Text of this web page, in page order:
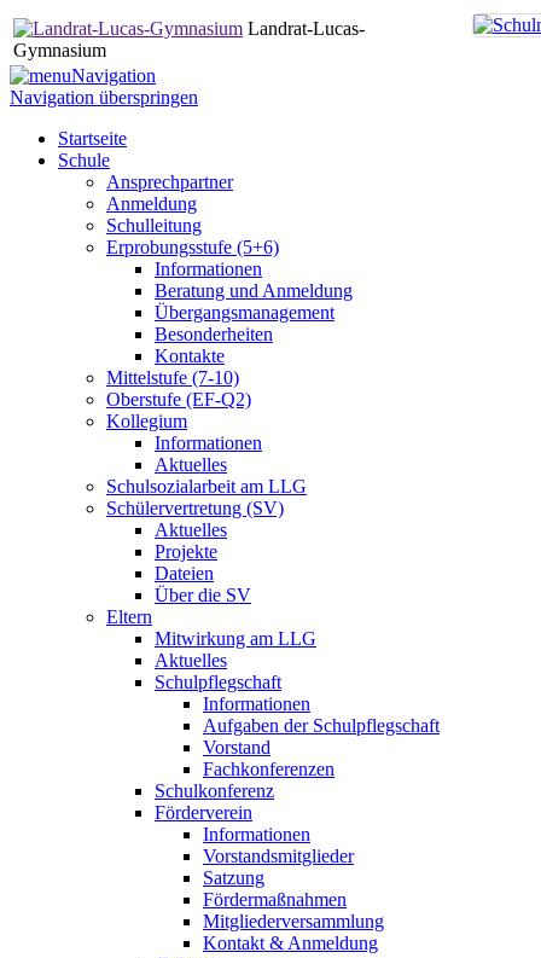
Landrat-Lucas-
Gymnasium
Navigation
Navigation überspringen
Startseite
Schule
Ansprechpartner
Anmeldung
Schulleitung
Erprobungsstufe (5+6)
Informationen
Beratung und Anmeldung
Übergangsmanagement
Besonderheiten
Kontakte
Mittelstufe (7-10)
Oberstufe (EF-Q2)
Kollegium
Informationen
Aktuelles
Schulsozialarbeit am LLG
Schülervertretung (SV)
Aktuelles
Projekte
Dateien
Über die SV
Eltern
Mitwirkung am LLG
Aktuelles
Schulpflegschaft
Informationen
Aufgaben der Schulpflegschaft
Vorstand
Fachkonferenzen
Schulkonferenz
Förderverein
Informationen
Vorstandsmitglieder
Satzung
Fördermaßnahmen
Mitgliederversammlung
Kontakt & Anmeldung